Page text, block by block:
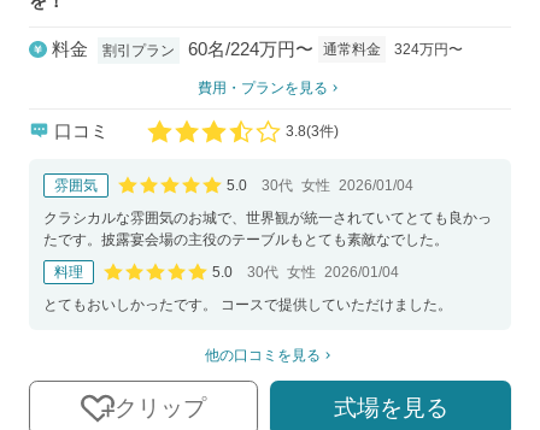
料金 割引プラン 60名/224万円〜 通常料金 324万円〜
費用・プランを見る
口コミ 口コミ評価
3.8(3件)
雰囲気
口コミ評価
5.0 30代 女性
2026/01/04
クラシカルな雰囲気のお城で、世界観が統一されていてとても良かっ
たです。披露宴会場の主役のテーブルもとても素敵なでした。
料理
口コミ評価
5.0 30代 女性
2026/01/04
とてもおいしかったです。 コースで提供していただけました。
他の口コミを見る
クリップ 式場を見る